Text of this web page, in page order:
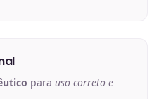
para uso correto e